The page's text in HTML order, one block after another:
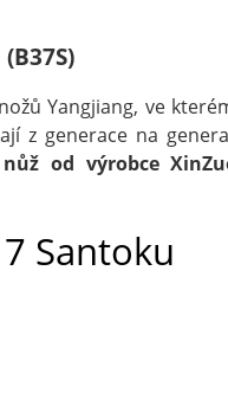
Yangjiang, ve
z generace na
nůž od výrobce
Santoku